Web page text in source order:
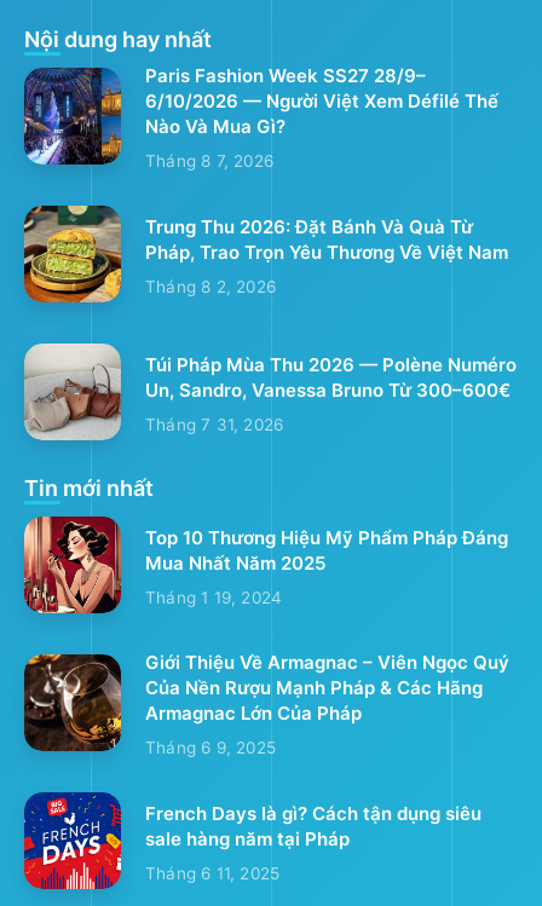
Nội dung hay nhất
Paris Fashion Week SS27 28/9–
6/10/2026 — Người Việt Xem Défilé Thế
Nào Và Mua Gì?
Tháng 8 7, 2026
Trung Thu 2026: Đặt Bánh Và Quà Từ
Pháp, Trao Trọn Yêu Thương Về Việt Nam
Tháng 8 2, 2026
Túi Pháp Mùa Thu 2026 — Polène Numéro
Un, Sandro, Vanessa Bruno Từ 300–600€
Tháng 7 31, 2026
Tin mới nhất
Top 10 Thương Hiệu Mỹ Phẩm Pháp Đáng
Mua Nhất Năm 2025
Tháng 1 19, 2024
Giới Thiệu Về Armagnac – Viên Ngọc Quý
Của Nền Rượu Mạnh Pháp & Các Hãng
Armagnac Lớn Của Pháp
Tháng 6 9, 2025
French Days là gì? Cách tận dụng siêu
sale hàng năm tại Pháp
Tháng 6 11, 2025